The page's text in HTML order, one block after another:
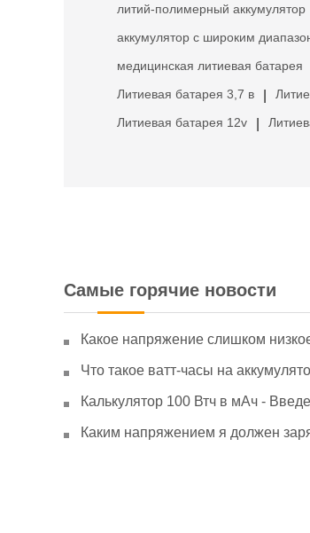
литий-полимерный аккумулятор
аккумулятор с широким
медицинская литиевая батарея
Литиевая батарея 3,7 в
Литиевая батарея 12v
Самые горячие новости
Какое напряжение слишком
Что такое ватт-часы на
Калькулятор 100 Втч в мАч -
Каким напряжением я должен